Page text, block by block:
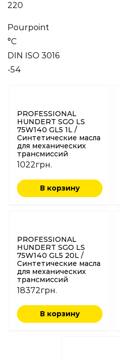
220
Pourpoint
°C
DIN ISO 3016
-54
PROFESSIONAL
HUNDERT SGO LS
75W140 GL5 1L /
Синтетические масла
для механических
трансмиссий
1022грн.
В корзину
PROFESSIONAL
HUNDERT SGO LS
75W140 GL5 20L /
Синтетические масла
для механических
трансмиссий
18372грн.
В корзину